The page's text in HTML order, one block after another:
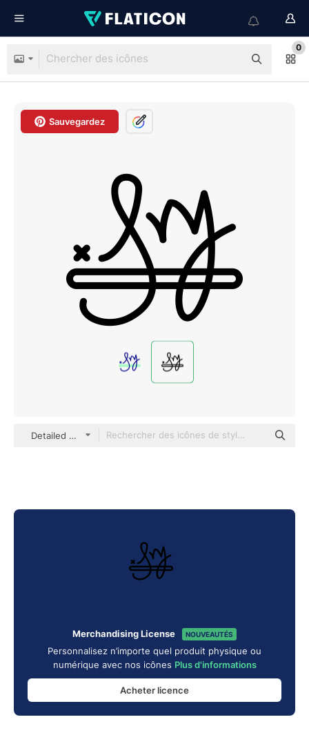
0
Sauvegardez
Detailed Mixed Lineal
Merchandising License NOUVEAUTÉS
Personnalisez n’importe quel produit physique ou
numérique avec nos icônes Plus d'informations
Acheter licence